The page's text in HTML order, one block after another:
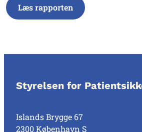
Læs rapporten
Styrelsen for
Islands Brygge 67
2300 København S